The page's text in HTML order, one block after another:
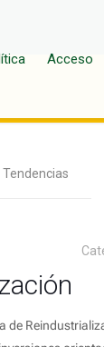
Acceso
Tendencias
de